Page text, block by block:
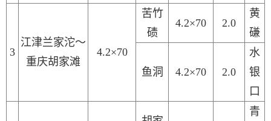
3
江津兰家沱～
重庆胡家滩
4.2×70
苦竹
碛
4.2×70 2.0
黄
磏
鱼洞 4.2×70 2.0
水
银
口
青